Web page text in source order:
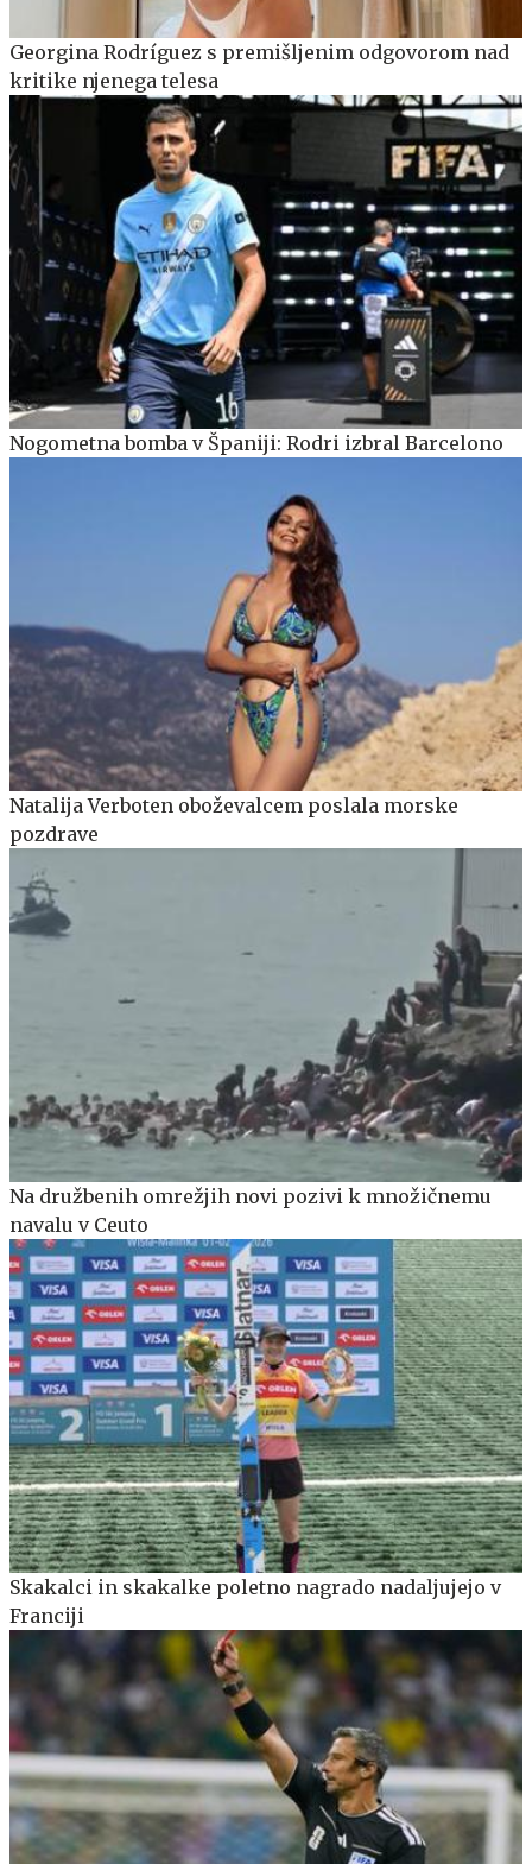
Georgina Rodríguez s premišljenim odgovorom nad
kritike njenega telesa
Nogometna bomba v Španiji: Rodri izbral Barcelono
Natalija Verboten oboževalcem poslala morske
pozdrave
Na družbenih omrežjih novi pozivi k množičnemu
navalu v Ceuto
Skakalci in skakalke poletno nagrado nadaljujejo v
Franciji